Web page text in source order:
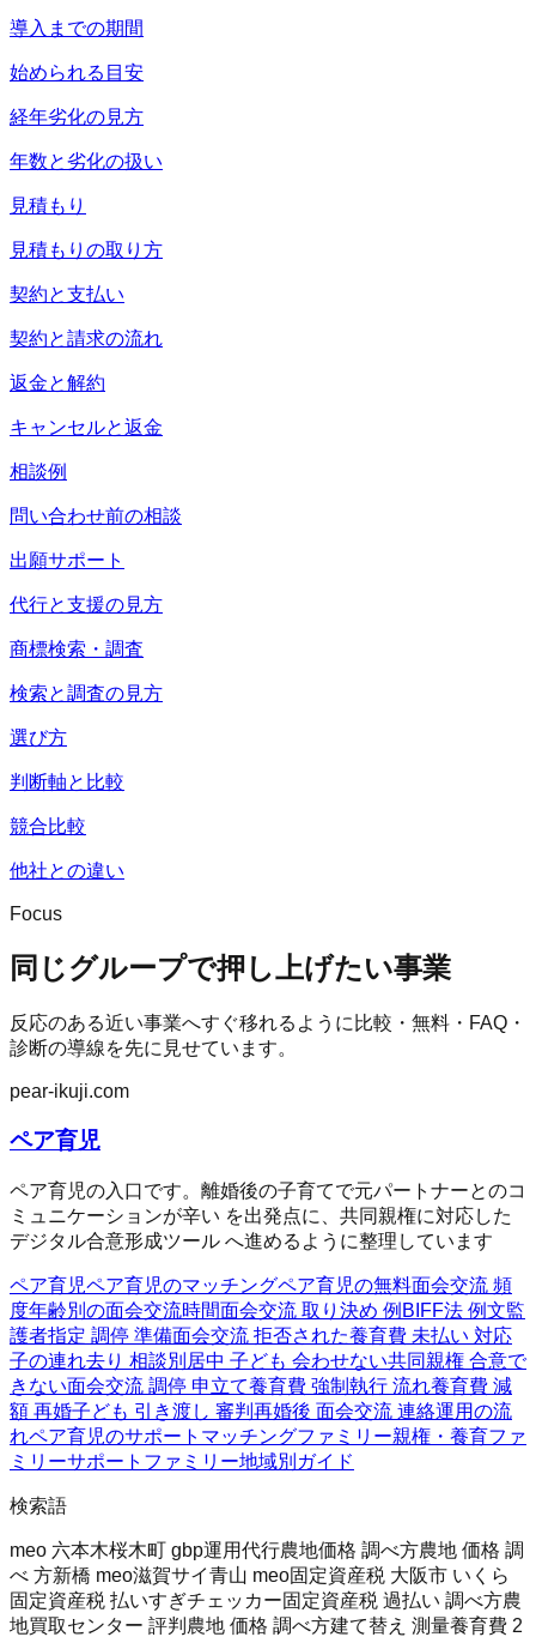
導入までの期間
始められる目安
経年劣化の見方
年数と劣化の扱い
見積もり
見積もりの取り方
契約と支払い
契約と請求の流れ
返金と解約
キャンセルと返金
相談例
問い合わせ前の相談
出願サポート
代行と支援の見方
商標検索・調査
検索と調査の見方
選び方
判断軸と比較
競合比較
他社との違い
Focus
同じグループで押し上げたい事業
反応のある近い事業へすぐ移れるように比較・無料・FAQ・
診断の導線を先に見せています。
pear-ikuji.com
ペア育児
ペア育児の入口です。離婚後の子育てで元パートナーとのコ
ミュニケーションが辛い を出発点に、共同親権に対応した
デジタル合意形成ツール へ進めるように整理しています
ペア育児ペア育児のマッチングペア育児の無料面会交流 頻
度年齢別の面会交流時間面会交流 取り決め 例 BIFF法 例文監
護者指定 調停 準備面会交流 拒否された養育費 未払い 対応
子の連れ去り 相談別居中 子ども 会わせない共同親権 合意で
きない面会交流 調停 申立て養育費 強制執行 流れ養育費 減
額 再婚子ども 引き渡し 審判 再婚後 面会交流 連絡運用の流
れペア育児のサポート マッチングファミリー親権・養育ファ
ミリーサポートファミリー地域別ガイド
検索語
meo 六本木桜木町 gbp運用代行農地価格 調べ方農地 価格 調
べ 方新橋 meo滋賀サイ青山 meo固定資産税 大阪市 いくら
固定資産税 払いすぎチェッカー固定資産税 過払い 調べ方農
地買取センター 評判 農地 価格 調べ方建て替え 測量養育費 2